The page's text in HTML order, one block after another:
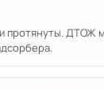
протянуты. ДТОЖ